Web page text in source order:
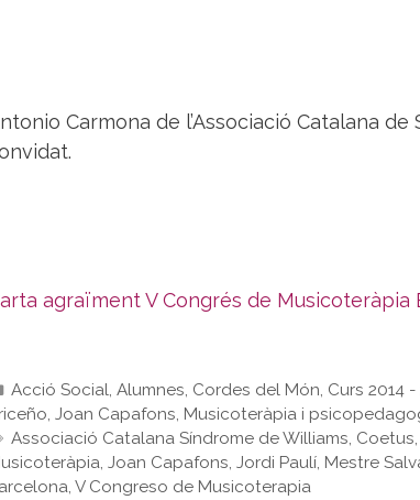
Carmona de l’Associació Catalana
agraïment V Congrés de Musicoteràpia
Categories
Acció Social,Alumnes, Cordes del Món, Curs 2014 -
, Joan Capafons, Musicoteràpia i
Etiquetes
Associació Catalana Síndrome de Williams, Coetus,
, Joan Capafons, Jordi Paulí, Mestre
, V Congreso de Musicoterapia